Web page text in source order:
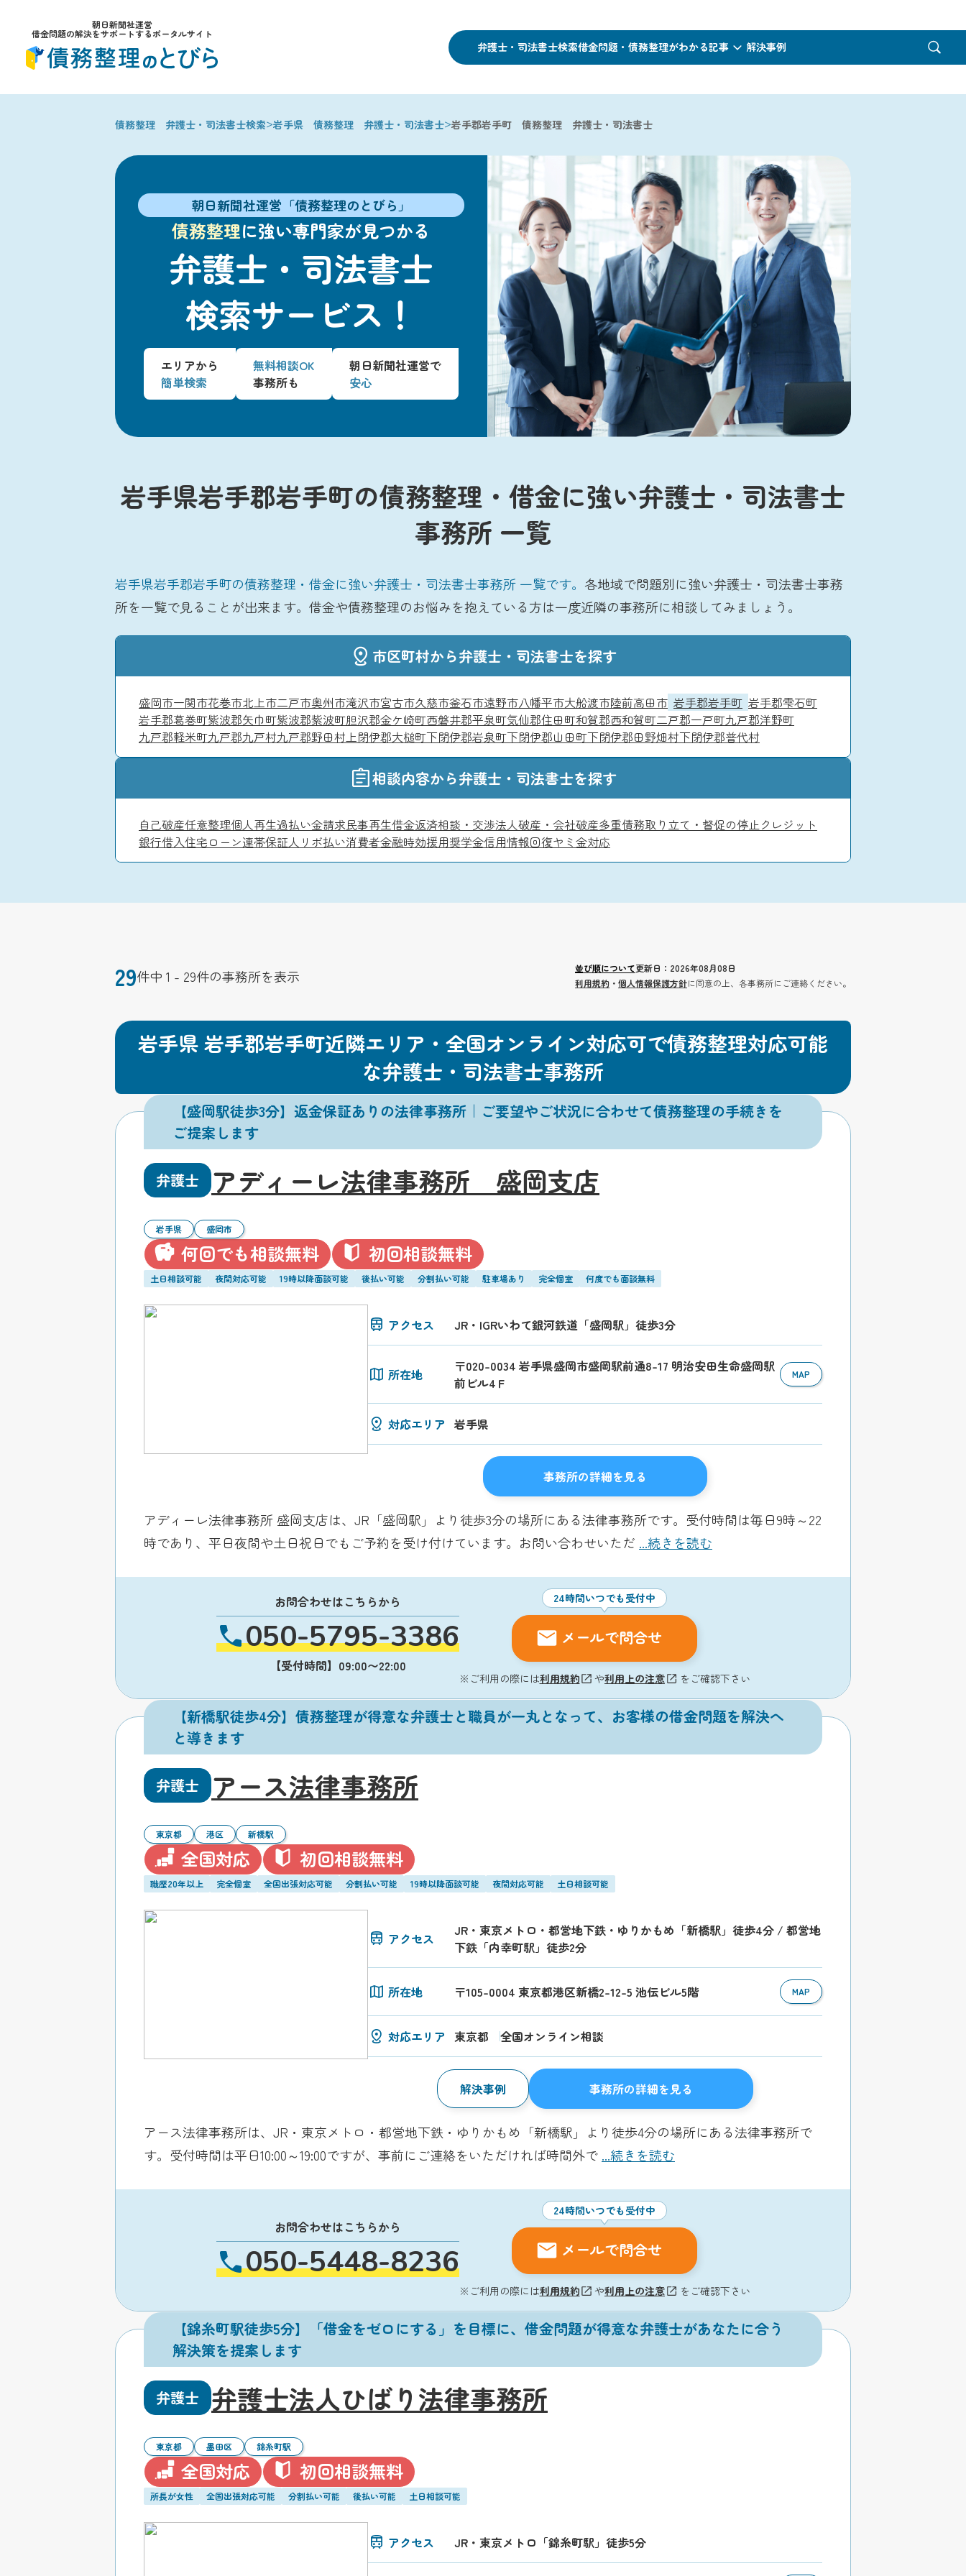
朝日新聞社運営
借金問題の解決をサポートするポータルサイト
弁護士・司法書士検索借金問題・債務整理がわかる記事 解決事例
債務整理 弁護士・司法書士検索>岩手県 債務整理 弁護士・司法書士>岩手郡岩手町 債務整理 弁護士・司法書士
朝日新聞社運営「債務整理のとびら」
債務整理に強い専門家が見つかる
弁護士・司法書士
検索サービス！
エリアから
簡単検索
無料相談OK
事務所も
朝日新聞社運営で
安心
岩手県岩手郡岩手町の債務整理・借金に強い弁護士・司法書士
事務所 一覧
岩手県岩手郡岩手町の債務整理・借金に強い弁護士・司法書士事務所 一覧です。 各地域で問題別に強い弁護士・司法書士事務
所を一覧で見ることが出来ます。借金や債務整理のお悩みを抱えている方は一度近隣の事務所に相談してみましょう。
市区町村から弁護士・司法書士を探す
盛岡市一関市花巻市北上市二戸市奥州市滝沢市宮古市久慈市釜石市遠野市八幡平市大船渡市陸前高田市 岩手郡岩手町 岩手郡雫石町
岩手郡葛巻町紫波郡矢巾町紫波郡紫波町胆沢郡金ケ崎町西磐井郡平泉町気仙郡住田町和賀郡西和賀町二戸郡一戸町九戸郡洋野町
九戸郡軽米町九戸郡九戸村九戸郡野田村上閉伊郡大槌町下閉伊郡岩泉町下閉伊郡山田町下閉伊郡田野畑村下閉伊郡普代村
相談内容から弁護士・司法書士を探す
自己破産任意整理個人再生過払い金請求民事再生借金返済相談・交渉法人破産・会社破産多重債務取り立て・督促の停止クレジット
銀行借入住宅ローン連帯保証人 リボ払い消費者金融時効援用奨学金信用情報回復ヤミ金対応
29件中 1 - 29件の事務所を表示 並び順について更新日：2026年08月08日
利用規約 ・ 個人情報保護方針に同意の上、各事務所にご連絡ください。
岩手県 岩手郡岩手町近隣エリア・全国オンライン対応可で債務整理対応可能
な弁護士・司法書士事務所
【盛岡駅徒歩3分】返金保証ありの法律事務所｜ご要望やご状況に合わせて債務整理の手続きを
ご提案します
弁護士 アディーレ法律事務所 盛岡支店
岩手県 盛岡市
何回でも相談無料 初回相談無料
土日相談可能 夜間対応可能 19時以降面談可能 後払い可能 分割払い可能 駐車場あり 完全個室 何度でも面談無料
アクセス JR・IGRいわて銀河鉄道「盛岡駅」徒歩3分
所在地
〒020-0034 岩手県盛岡市盛岡駅前通8-17 明治安田生命盛岡駅
前ビル4Ｆ
MAP
対応エリア 岩手県
事務所の詳細を見る
アディーレ法律事務所 盛岡支店は、JR「盛岡駅」より徒歩3分の場所にある法律事務所です。受付時間は毎日9時～22
時であり、平日夜間や土日祝日でもご予約を受け付けています。お問い合わせいただ ...続きを読む
お問合わせはこちらから
050-5795-3386
【受付時間】09:00〜22:00
24時間いつでも受付中
メールで問合せ
※ご利用の際には利用規約 や利用上の注意 をご確認下さい
【新橋駅徒歩4分】債務整理が得意な弁護士と職員が一丸となって、お客様の借金問題を解決へ
と導きます
弁護士 アース法律事務所
東京都 港区 新橋駅
全国対応 初回相談無料
職歴20年以上 完全個室 全国出張対応可能 分割払い可能 19時以降面談可能 夜間対応可能 土日相談可能
アクセス
JR・東京メトロ・都営地下鉄・ゆりかもめ「新橋駅」徒歩4分 / 都営地
下鉄「内幸町駅」徒歩2分
所在地 〒105-0004 東京都港区新橋2-12-5 池伝ビル5階 MAP
対応エリア 東京都 全国オンライン相談
解決事例 事務所の詳細を見る
アース法律事務所は、JR・東京メトロ・都営地下鉄・ゆりかもめ「新橋駅」より徒歩4分の場所にある法律事務所で
す。受付時間は平日10:00～19:00ですが、事前にご連絡をいただければ時間外で ...続きを読む
お問合わせはこちらから
050-5448-8236
24時間いつでも受付中
メールで問合せ
※ご利用の際には利用規約 や利用上の注意 をご確認下さい
【錦糸町駅徒歩5分】「借金をゼロにする」を目標に、借金問題が得意な弁護士があなたに合う
解決策を提案します
弁護士 弁護士法人ひばり法律事務所
東京都 墨田区 錦糸町駅
全国対応 初回相談無料
所長が女性 全国出張対応可能 分割払い可能 後払い可能 土日相談可能
アクセス JR・東京メトロ「錦糸町駅」徒歩5分